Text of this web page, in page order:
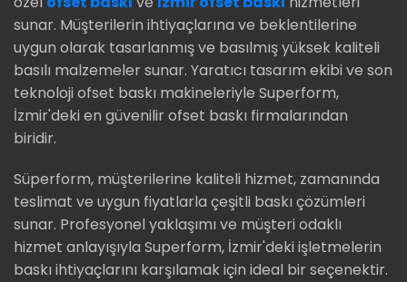
sunar. Müşterilerin ihtiyaçlarına ve beklentilerine
uygun olarak tasarlanmış ve basılmış yüksek kaliteli
basılı malzemeler sunar. Yaratıcı tasarım ekibi ve son
teknoloji ofset baskı makineleriyle Superform,
İzmir'deki en güvenilir ofset baskı firmalarından
biridir.
Süperform, müşterilerine kaliteli hizmet, zamanında
teslimat ve uygun fiyatlarla çeşitli baskı çözümleri
sunar. Profesyonel yaklaşımı ve müşteri odaklı
hizmet anlayışıyla Superform, İzmir'deki işletmelerin
baskı ihtiyaçlarını karşılamak için ideal bir seçenektir.